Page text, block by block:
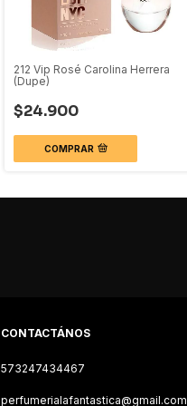
212 Vip Rosé Carolina Herrera
(Dupe)
$24.900
COMPRAR
CONTACTÁNOS
573247434467
perfumerialafantastica@gmail.com